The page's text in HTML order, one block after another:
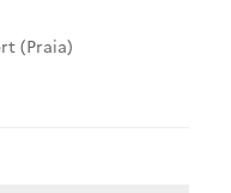
(Praia)